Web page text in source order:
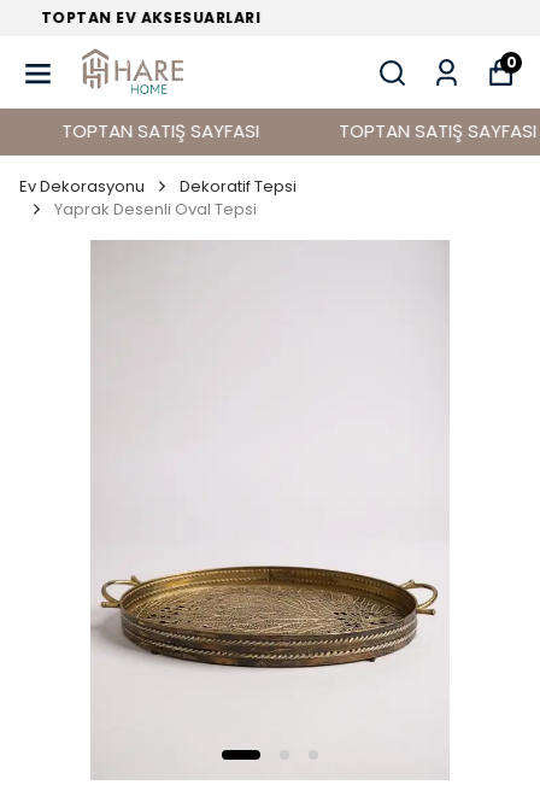
TOPTAN EV DEKORASYON ÜRÜNLERİ
0
TOPTAN SATIŞ SAYFASI TOPTAN SATIŞ SAYFASI
Ev Dekorasyonu
Dekoratif Tepsi
Yaprak Desenli Oval Tepsi